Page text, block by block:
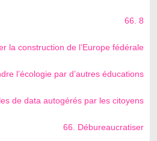
66. 8
la construction de l’Europe fédérale
l’écologie par d’autres éducations
de data autogérés par les citoyens
66. Débureaucratiser